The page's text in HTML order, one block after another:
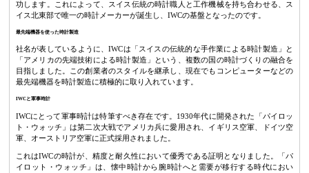
功します。これによって、スイス伝統の時計職人と工作機械を持ち合わせる、ス
イス北東部で唯一の時計メーカーが誕生し、IWCの基盤となったのです。
最先端機器を使った時計製造
社名が表しているように、IWCは「スイスの伝統的な手作業による時計製造」と
「アメリカの先端技術による時計製造」という、複数の国の時計づくりの融合を
目指しました。この創業者のスタイルを継承し、現在でもコンピューターなどの
最先端機器を時計製造に積極的に取り入れています。
IWCと軍事時計
IWCにとって軍事時計は特筆すべき存在です。1930年代に開発された「パイロッ
ト・ウォッチ」は第二次大戦でアメリカ兵に愛用され、イギリス空軍、ドイツ空
軍、オーストリア空軍に正式採用されました。
これはIWCの時計が、精度と耐久性において優秀である証明となりました。「パ
イロット・ウォッチ」は、懐中時計から腕時計へと需要が移行する時代におい